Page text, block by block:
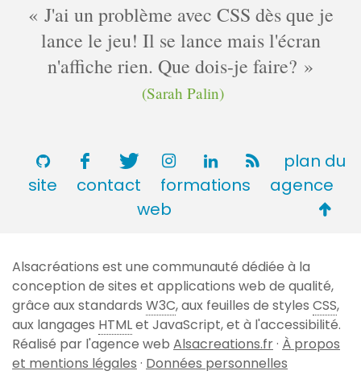
J'ai un problème avec CSS dès que je
lance le jeu! Il se lance mais l'écran
n'affiche rien. Que dois-je faire?
(Sarah Palin)
plan du
site
contact formations
agence
web
de
page
Alsacréations est une communauté dédiée à la
conception de sites et applications web de qualité,
grâce aux standards W3C, aux feuilles de styles CSS,
aux langages HTMLet JavaScript, et à l'accessibilité.
Réalisé par l'agence web Alsacreations.fr· À propos
et mentions légales · Données personnelles